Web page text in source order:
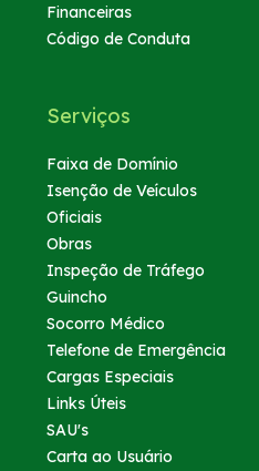
Financeiras
Código de Conduta
Serviços
Faixa de Domínio
Isenção de Veículos
Oficiais
Obras
Inspeção de Tráfego
Guincho
Socorro Médico
Telefone de Emergência
Cargas Especiais
Links Úteis
SAU's
Carta ao Usuário